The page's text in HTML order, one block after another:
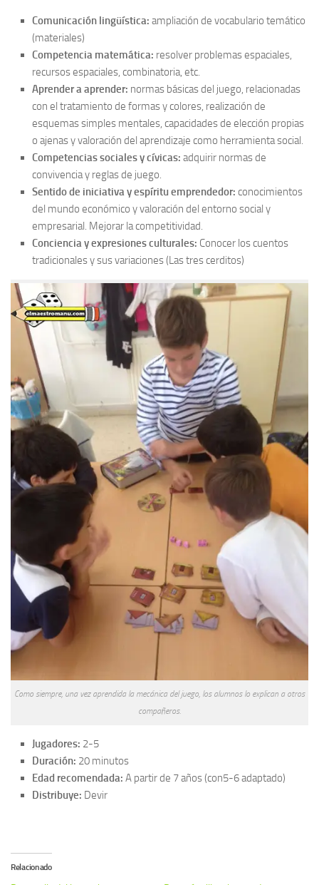
Comunicación lingüística: ampliación de vocabulario temático
(materiales)
Competencia matemática: resolver problemas espaciales,
recursos espaciales, combinatoria, etc.
Aprender a aprender: normas básicas del juego, relacionadas
con el tratamiento de formas y colores, realización de
esquemas simples mentales, capacidades de elección propias
o ajenas y valoración del aprendizaje como herramienta social.
Competencias sociales y cívicas: adquirir normas de
convivencia y reglas de juego.
Sentido de iniciativa y espíritu emprendedor: conocimientos
del mundo económico y valoración del entorno social y
empresarial. Mejorar la competitividad.
Conciencia y expresiones culturales: Conocer los cuentos
tradicionales y sus variaciones (Las tres cerditos)
Como siempre, una vez aprendida la mecánica del juego, los alumnos lo explican a otros
compañeros.
Jugadores: 2-5
Duración: 20 minutos
Edad recomendada: A partir de 7 años (con5-6 adaptado)
Distribuye: Devir
Relacionado